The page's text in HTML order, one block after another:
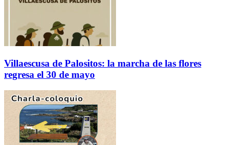
Villaescusa de Palositos: la marcha de las flores
regresa el 30 de mayo